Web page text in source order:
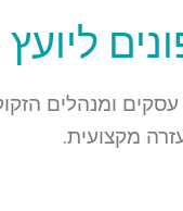
ליועץ
עסקים
מקצועית.